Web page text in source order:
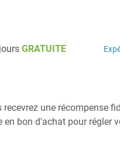
GRATUITE
une récompense
en bon d'achat pour régler